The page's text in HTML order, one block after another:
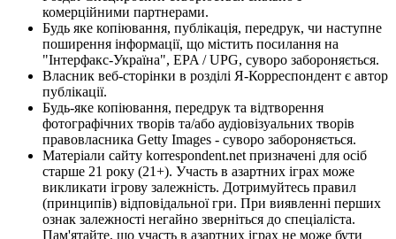
комерційними партнерами.
Будь яке копіювання, публікація, передрук, чи наступне
поширення інформації, що містить посилання на
"Інтерфакс-Україна", EPA / UPG, суворо забороняється.
Власник веб-сторінки в розділі Я-Корреспондент є автор
публікації.
Будь-яке копіювання, передрук та відтворення
фотографічних творів та/або аудіовізуальних творів
правовласника Getty Images - суворо забороняється.
Матеріали сайту korrespondent.net призначені для осіб
старше 21 року (21+). Участь в азартних іграх може
викликати ігрову залежність. Дотримуйтесь правил
(принципів) відповідальної гри. При виявленні перших
ознак залежності негайно зверніться до спеціаліста.
Пам'ятайте, що участь в азартних іграх не може бути